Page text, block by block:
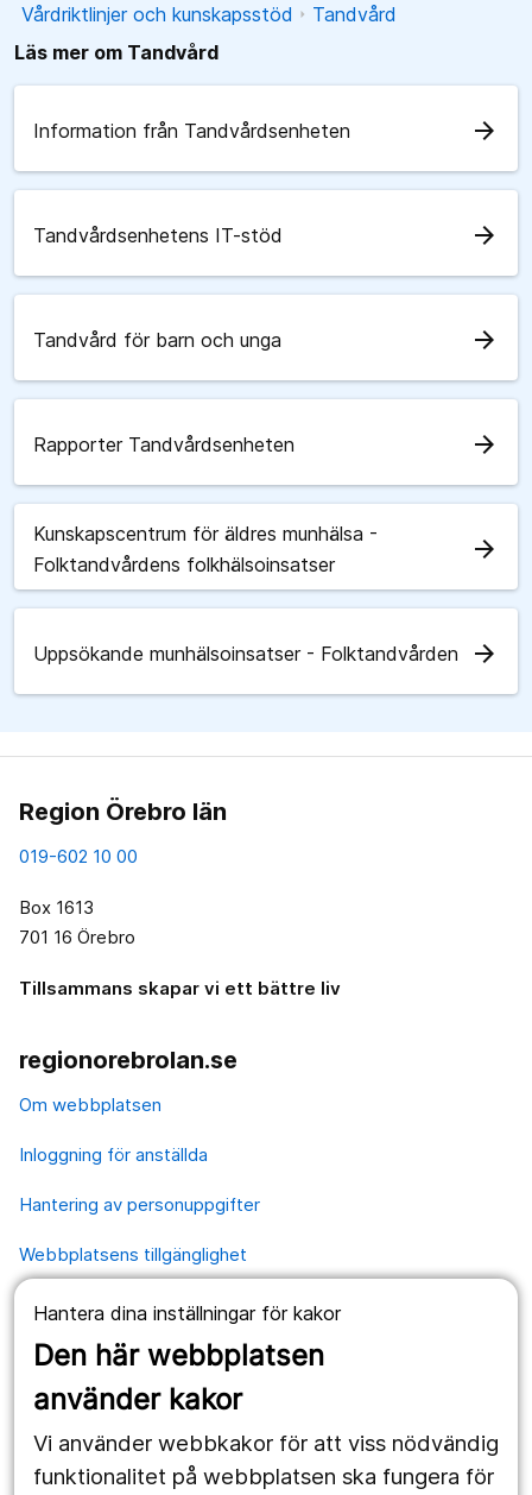
Hantera dina inställningar för kakor
Den här webbplatsen
använder kakor
Vi använder webbkakor för att viss nödvändig
funktionalitet på webbplatsen ska fungera för
Vårdriktlinjer och kunskapsstöd
Tandvård
Läs mer om Tandvård
Information från Tandvårdsenheten arrow_forward
Tandvårdsenhetens IT-stöd arrow_forward
Tandvård för barn och unga arrow_forward
Rapporter Tandvårdsenheten arrow_forward
Kunskapscentrum för äldres munhälsa -
Folktandvårdens folkhälsoinsatser
arrow_forward
Uppsökande munhälsoinsatser - Folktandvården arrow_forward
Region Örebro län
019-602 10 00
Box 1613
701 16 Örebro
Tillsammans skapar vi ett bättre liv
regionorebrolan.se
Om webbplatsen
Inloggning för anställda
Hantering av personuppgifter
Webbplatsens tillgänglighet
Våra webbplatser
1177.se
Region Örebro län